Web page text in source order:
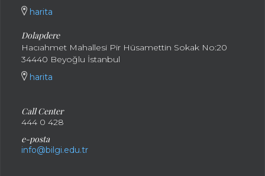
harita
Dolapdere
Hacıahmet Mahallesi Pir Hüsamettin Sokak No:20
34440 Beyoğlu İstanbul
harita
Call Center
444 0 428
e-posta
info@bilgi.edu.tr